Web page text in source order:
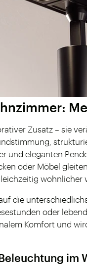
Zusatz – sie
und eleganten
oder Möbel
wohnlicher
die
oder
Komfort und
im